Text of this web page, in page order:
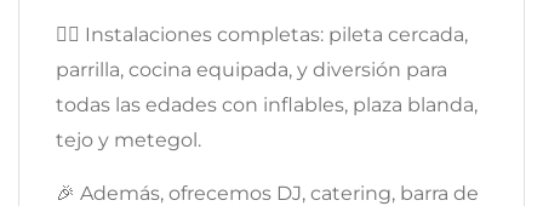
🏊‍♂ Instalaciones completas: pileta cercada,
parrilla, cocina equipada, y diversión para
todas las edades con inflables, plaza blanda,
tejo y metegol.
🎉 Además, ofrecemos DJ, catering, barra de